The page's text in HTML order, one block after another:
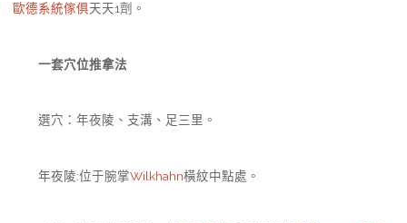
歐德系統傢俱天天1劑。
一套穴位推拿法
選穴：年夜陵、支溝、足三里。
年夜陵:位于腕掌Wilkhahn橫紋中點處。